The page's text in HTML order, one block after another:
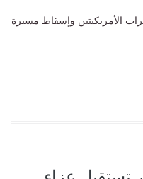
الأمريكيتين وإسقاط مسيرة